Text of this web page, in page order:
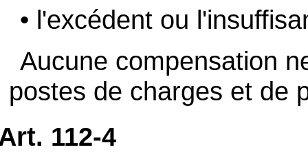
• l'excédent ou
Aucune compensation
postes de charges et de
112-4